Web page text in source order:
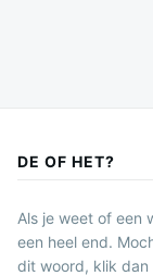
DE OF HET?
Als je weet of een
een heel end.
dit woord, klik dan